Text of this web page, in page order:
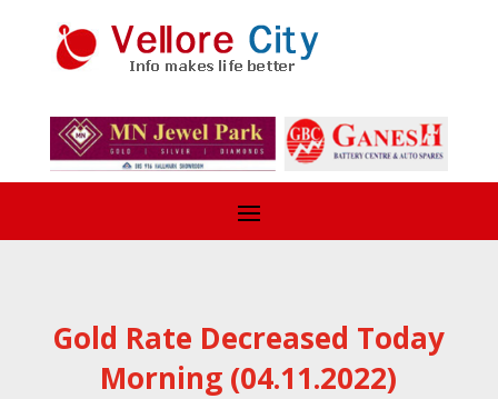
Gold Rate Decreased Today
Morning (04.11.2022)